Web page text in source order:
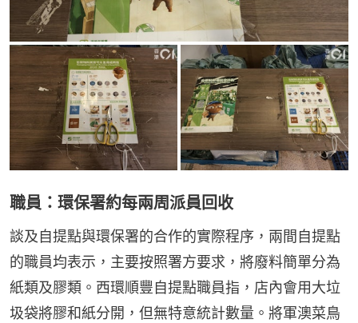
職員：環保署約每兩周派員回收
談及自提點與環保署的合作的實際程序，兩間自提點
的職員均表示，主要按照署方要求，將廢料簡單分為
紙類及膠類。西環順豐自提點職員指，店內會用大垃
圾袋將膠和紙分開，但無特意統計數量。將軍澳菜鳥